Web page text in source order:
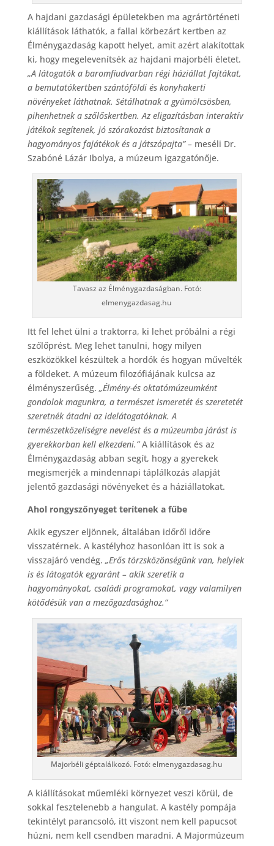
A hajdani gazdasági épületekben ma agrártörténeti
kiállítások láthatók, a fallal körbezárt kertben az
Élménygazdaság kapott helyet, amit azért alakítottak
ki, hogy megelevenítsék az hajdani majorbéli életet.
„A látogatók a baromfiudvarban régi háziállat fajtákat,
a bemutatókertben szántóföldi és konyhakerti
növényeket láthatnak. Sétálhatnak a gyümölcsösben,
pihenhetnek a szőlőskertben. Az eligazításban interaktív
játékok segítenek, jó szórakozást biztosítanak a
hagyományos fajátékok és a játszópajta” – meséli Dr.
Szabóné Lázár Ibolya, a múzeum igazgatónője.
Tavasz az Élménygazdaságban. Fotó:
elmenygazdasag.hu
Itt fel lehet ülni a traktorra, ki lehet próbálni a régi
szőlőprést. Meg lehet tanulni, hogy milyen
eszközökkel készültek a hordók és hogyan művelték
a földeket. A múzeum filozófiájának kulcsa az
élményszerűség. „Élmény-és oktatómúzeumként
gondolok magunkra, a természet ismeretét és szeretetét
szeretnék átadni az idelátogatóknak. A
természetközeliségre nevelést és a múzeumba járást is
gyerekkorban kell elkezdeni.”A kiállítások és az
Élménygazdaság abban segít, hogy a gyerekek
megismerjék a mindennapi táplálkozás alapját
jelentő gazdasági növényeket és a háziállatokat.
Ahol rongyszőnyeget terítenek a fűbe
Akik egyszer eljönnek, általában időről időre
visszatérnek. A kastélyhoz hasonlóan itt is sok a
visszajáró vendég. „Erős törzsközönségünk van, helyiek
is és látogatók egyaránt – akik szeretik a
hagyományokat, családi programokat, vagy valamilyen
kötődésük van a mezőgazdasághoz.”
Majorbéli géptalálkozó. Fotó: elmenygazdasag.hu
A kiállításokat műemléki környezet veszi körül, de
sokkal fesztelenebb a hangulat. A kastély pompája
tekintélyt parancsoló, itt viszont nem kell papucsot
húzni, nem kell csendben maradni. A Majormúzeum